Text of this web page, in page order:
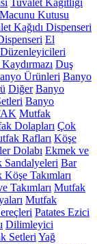
Tuvalet Kağıtlığı
Kutusu
Kağıdı Dispenseri
El
Duş
Ürünleri Banyo
Diğer Banyo
Banyo
Mutfak
Dolapları Çok
Rafları Köşe
Dolabı Ekmek ve
Sandalyeleri Bar
Takımları
Takımları Mutfak
Mutfak
Patates Ezici
Dilimleyici
Setleri Yağ